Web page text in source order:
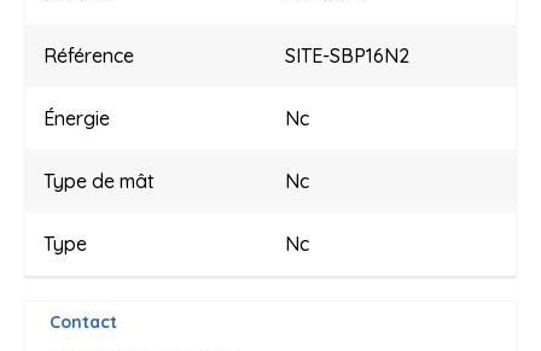
Référence SITE-SBP16N2
Énergie Nc
Type de mât Nc
Type Nc
Contact